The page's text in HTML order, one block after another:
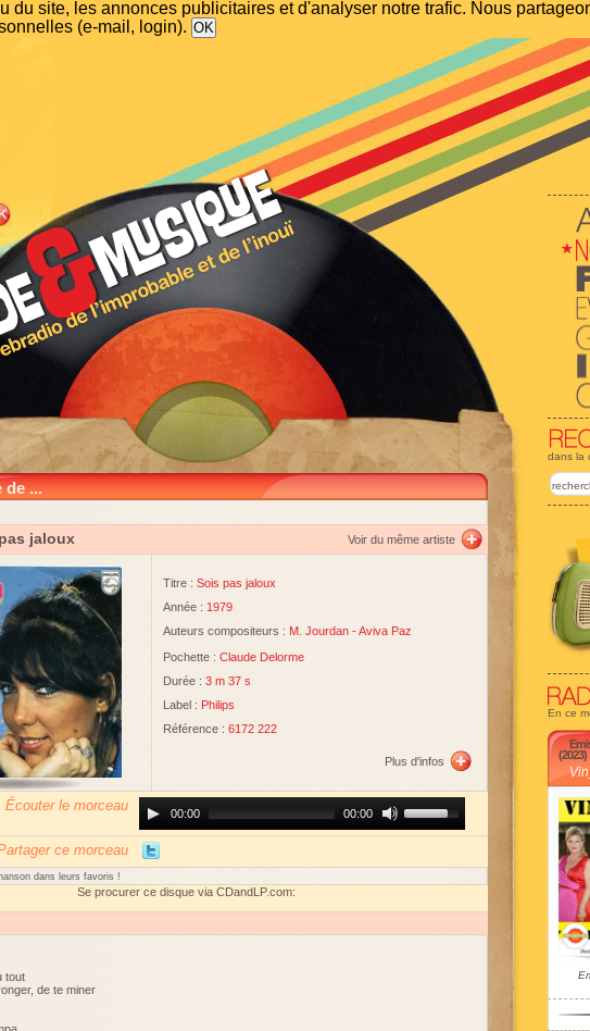
du site, les annonces publicitaires et d'analyser notre trafic. Nous
(e-mail, login).
dans la
En ce
(2023)
de ...
jaloux Voir du même artiste
Titre : Sois pas jaloux
Année : 1979
Auteurs compositeurs : M. Jourdan -Aviva Paz
Pochette : Claude Delorme
Durée : 3 m 37 s
Label : Philips
Référence : 6172 222
Plus d'infos
Écouter le morceau
Player00:00 00:00
Up/Down
Arrow
increase
or
ce morceau
dans leurs favoris !
Se procurer ce disque via CDandLP.com:
tout
de te miner